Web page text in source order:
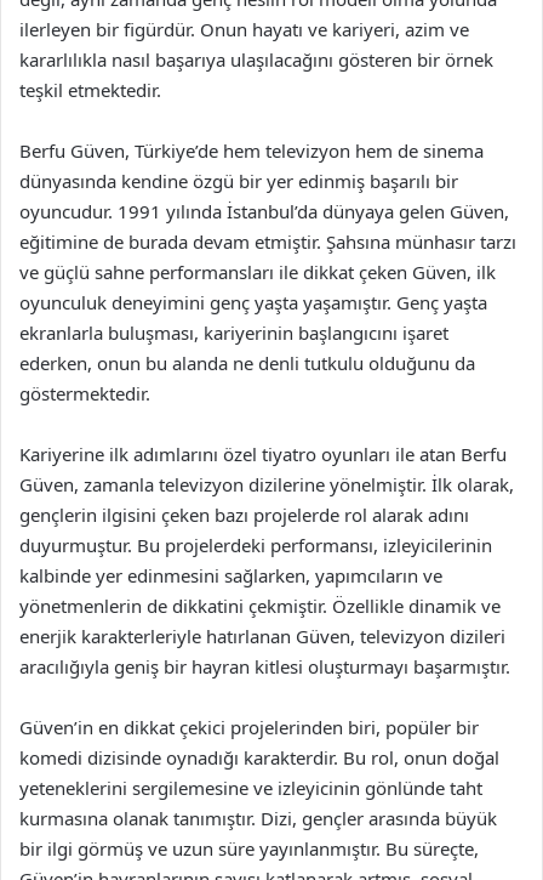
ilerleyen bir figürdür. Onun hayatı ve kariyeri, azim ve
kararlılıkla nasıl başarıya ulaşılacağını gösteren bir örnek
teşkil etmektedir.
Berfu Güven, Türkiye’de hem televizyon hem de sinema
dünyasında kendine özgü bir yer edinmiş başarılı bir
oyuncudur. 1991 yılında İstanbul’da dünyaya gelen Güven,
eğitimine de burada devam etmiştir. Şahsına münhasır tarzı
ve güçlü sahne performansları ile dikkat çeken Güven, ilk
oyunculuk deneyimini genç yaşta yaşamıştır. Genç yaşta
ekranlarla buluşması, kariyerinin başlangıcını işaret
ederken, onun bu alanda ne denli tutkulu olduğunu da
göstermektedir.
Kariyerine ilk adımlarını özel tiyatro oyunları ile atan Berfu
Güven, zamanla televizyon dizilerine yönelmiştir. İlk olarak,
gençlerin ilgisini çeken bazı projelerde rol alarak adını
duyurmuştur. Bu projelerdeki performansı, izleyicilerinin
kalbinde yer edinmesini sağlarken, yapımcıların ve
yönetmenlerin de dikkatini çekmiştir. Özellikle dinamik ve
enerjik karakterleriyle hatırlanan Güven, televizyon dizileri
aracılığıyla geniş bir hayran kitlesi oluşturmayı başarmıştır.
Güven’in en dikkat çekici projelerinden biri, popüler bir
komedi dizisinde oynadığı karakterdir. Bu rol, onun doğal
yeteneklerini sergilemesine ve izleyicinin gönlünde taht
kurmasına olanak tanımıştır. Dizi, gençler arasında büyük
bir ilgi görmüş ve uzun süre yayınlanmıştır. Bu süreçte,